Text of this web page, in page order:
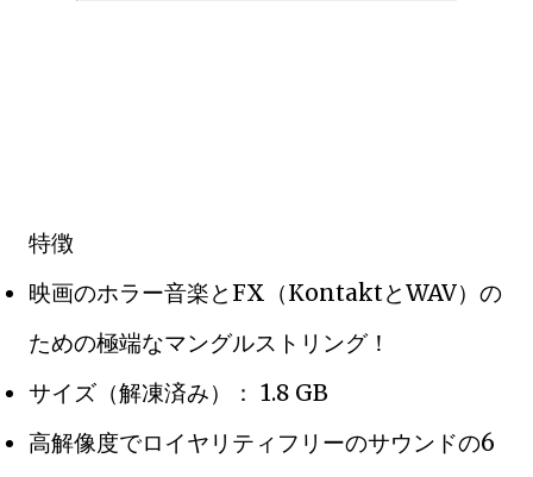
特徴
映画のホラー音楽とFX（KontaktとWAV）の
ための極端なマングルストリング！
サイズ（解凍済み）： 1.8 GB
高解像度でロイヤリティフリーのサウンドの6